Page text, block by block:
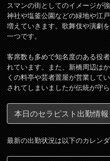
スマンの街としてのイメージが
神社や塩釜公園などの緑地や江
増えていきます。歌舞伎や演劇
一つです。
客席数も多めで知名度のある役
れています。また、新橋周辺は
くの料亭や芸者置屋が営業して
されてしまいましたが伝統が守
本日のセラピスト出勤情報
最新の出勤状況は以下のカレン